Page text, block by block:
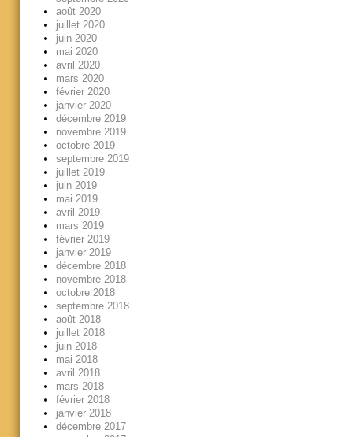
août 2020
juillet 2020
juin 2020
mai 2020
avril 2020
mars 2020
février 2020
janvier 2020
décembre 2019
novembre 2019
octobre 2019
septembre 2019
juillet 2019
juin 2019
mai 2019
avril 2019
mars 2019
février 2019
janvier 2019
décembre 2018
novembre 2018
octobre 2018
septembre 2018
août 2018
juillet 2018
juin 2018
mai 2018
avril 2018
mars 2018
février 2018
janvier 2018
décembre 2017